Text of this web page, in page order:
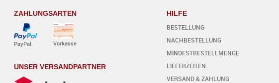
ZAHLUNGSARTEN
PayPal Vorkasse
UNSER VERSANDPARTNER
HILFE
BESTELLUNG
NACHBESTELLUNG
MINDESTBESTELLMENGE
LIEFERZEITEN
VERSAND & ZAHLUNG